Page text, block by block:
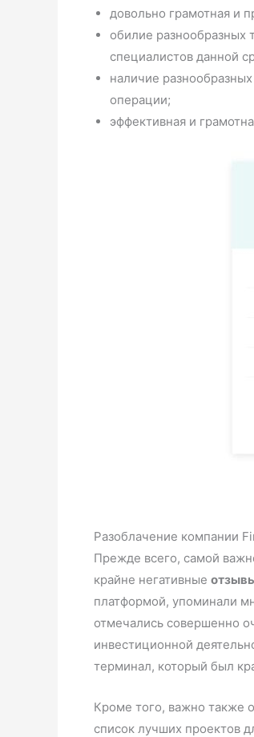
довольно грамотная и
обилие разнообразных
специалистов данной
наличие
операции;
эффективная и
Разоблачение компании
Прежде всего, самой
крайне негативные
платформой, упоминали
отмечались совершенно
инвестиционной
терминал, который был
Кроме того, важно также
список лучших проектов